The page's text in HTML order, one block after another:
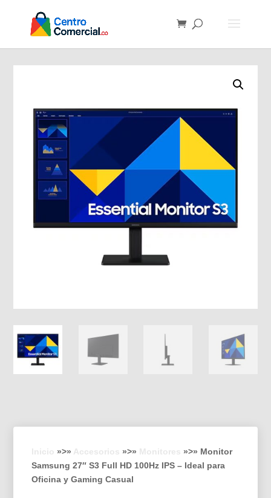
»>» »>»
»>» Monitor
Samsung 27″ S3 Full HD 100Hz IPS – Ideal para
Oficina y Gaming Casual